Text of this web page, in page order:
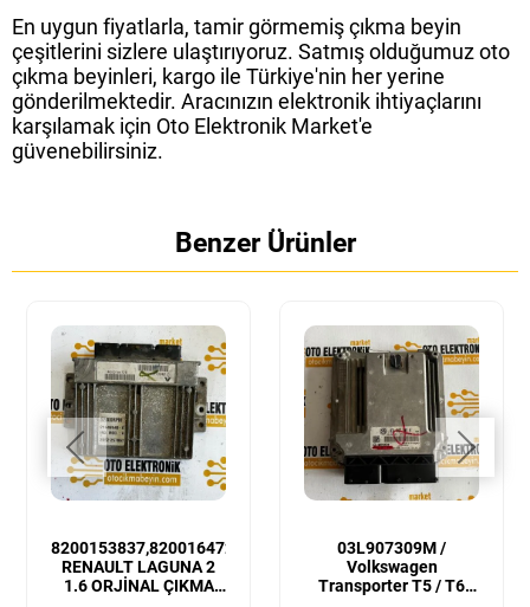
En uygun fiyatlarla, tamir görmemiş çıkma beyin
çeşitlerini sizlere ulaştırıyoruz. Satmış olduğumuz oto
çıkma beyinleri, kargo ile Türkiye'nin her yerine
gönderilmektedir. Aracınızın elektronik ihtiyaçlarını
karşılamak için Oto Elektronik Market'e
güvenebilirsiniz.
Benzer Ürünler
8200153837,8200164728
RENAULT LAGUNA 2
1.6 ORJİNAL ÇIKMA
03L907309M /
Volkswagen
Transporter T5 / T6